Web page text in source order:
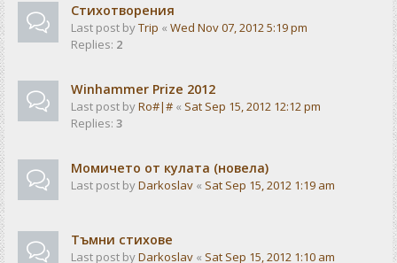
Стихотворения
Last post byTrip « Wed Nov 07, 2012 5:19 pm
Replies: 2
Winhammer Prize 2012
Last post byRo#|# « Sat Sep 15, 2012 12:12 pm
Replies: 3
Момичето от кулата (новела)
Last post byDarkoslav « Sat Sep 15, 2012 1:19 am
Тъмни стихове
Last post byDarkoslav « Sat Sep 15, 2012 1:10 am